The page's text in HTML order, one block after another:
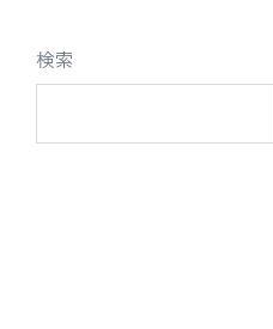
検索